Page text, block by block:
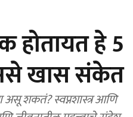
होतायत हे 5
असे खास संकेत
शकतं? स्वप्नशास्त्र आणि